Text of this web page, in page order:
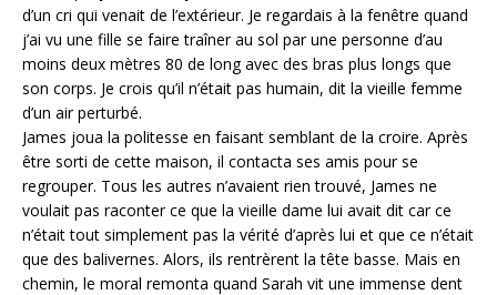
d’un cri qui venait de l’extérieur. Je regardais à la fenêtre quand
j’ai vu une fille se faire traîner au sol par une personne d’au
moins deux mètres 80 de long avec des bras plus longs que
son corps. Je crois qu’il n’était pas humain, dit la vieille femme
d’un air perturbé.
James joua la politesse en faisant semblant de la croire. Après
être sorti de cette maison, il contacta ses amis pour se
regrouper. Tous les autres n’avaient rien trouvé, James ne
voulait pas raconter ce que la vieille dame lui avait dit car ce
n’était tout simplement pas la vérité d’après lui et que ce n’était
que des balivernes. Alors, ils rentrèrent la tête basse. Mais en
chemin, le moral remonta quand Sarah vit une immense dent